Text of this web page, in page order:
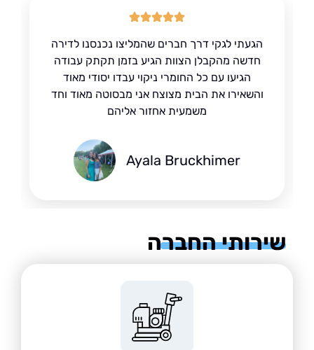
הגעתי לגקי דרך חברים שהמליצו נכנסנו לדירה
חדשה מהקבלן הצוות הגיע בזמן תקתק עבודה
הגיעו עם כל החומרי ניקוי עבדו יסודי מאוד
והשאירו את הבית מצוצח אני מבסוטה מאוד וחד
משמעית אחזור אליהם
Ayala Bruckhimer
החברה